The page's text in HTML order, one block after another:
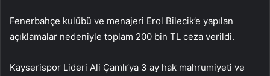
Fenerbahçe kulübü ve menajeri Erol Bilecik’e yapılan
açıklamalar nedeniyle toplam 200 bin TL ceza verildi.
Kayserispor Lideri Ali Çamlı’ya 3 ay hak mahrumiyeti ve